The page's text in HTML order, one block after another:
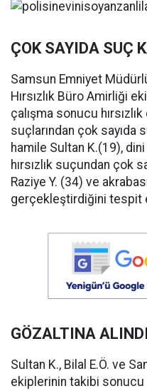
ÇOK SAYIDA SUÇ
Samsun Emniyet
Hırsızlık Büro Amirliği
çalışma sonucu hırsızlık
suçlarından çok sayıda
hamile Sultan K.(19), dini
hırsızlık suçundan çok
Raziye Y. (34) ve
gerçekleştirdiğini tespit
GÖZALTINA ALINDI
Sultan K., Bilal E.Ö. ve
ekiplerinin takibi sonucu